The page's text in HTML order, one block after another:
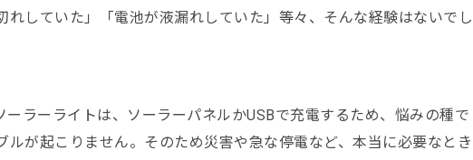
れしていた」「電池が液漏れしていた」等々、そんな経験はないでし
ーラーライトは、ソーラーパネルかUSBで充電するため、悩みの種で
ルが起こりません。そのため災害や急な停電など、本当に必要なとき